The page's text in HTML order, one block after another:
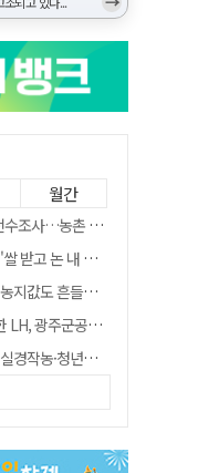
월간
시는 '경자유전'의 칼날
' 도지농 이제 어쩌나?
막히면 헐값 매물 나올 수도"
공항 사업에는 앞장
년농 부담도 커진다
규백 탈영 알고있었다"
되어서는 안된다